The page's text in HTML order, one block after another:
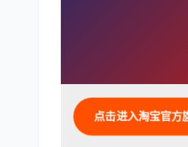
点击进入淘宝官方